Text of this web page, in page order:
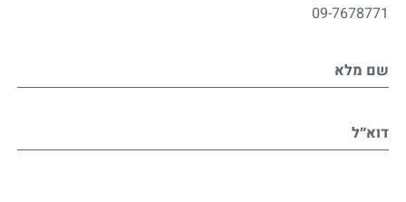
09-7678771
שם מלא
דוא״ל